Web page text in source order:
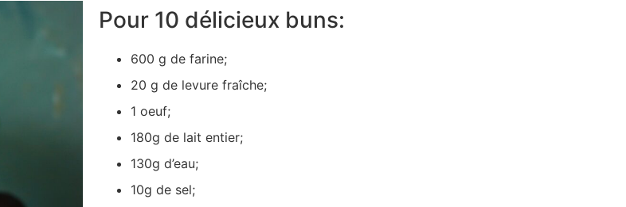
Pour 10 délicieux buns:
600 g de farine;
20 g de levure fraîche;
1 oeuf;
180g de lait entier;
130g d’eau;
10g de sel;